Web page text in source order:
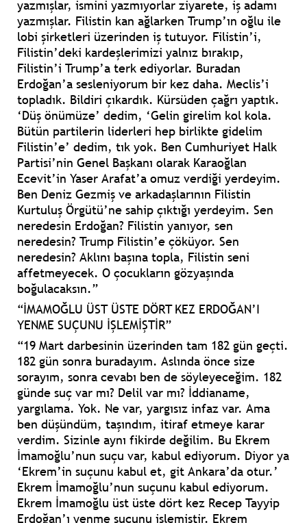
yazmışlar, ismini yazmıyorlar ziyarete, iş adamı
yazmışlar. Filistin kan ağlarken Trump’ın oğlu ile
lobi şirketleri üzerinden iş tutuyor. Filistin’i,
Filistin’deki kardeşlerimizi yalnız bırakıp,
Filistin’i Trump’a terk ediyorlar. Buradan
Erdoğan’a sesleniyorum bir kez daha. Meclis’i
topladık. Bildiri çıkardık. Kürsüden çağrı yaptık.
‘Düş önümüze’ dedim, ‘Gelin girelim kol kola.
Bütün partilerin liderleri hep birlikte gidelim
Filistin’e’ dedim, tık yok. Ben Cumhuriyet Halk
Partisi’nin Genel Başkanı olarak Karaoğlan
Ecevit’in Yaser Arafat’a omuz verdiği yerdeyim.
Ben Deniz Gezmiş ve arkadaşlarının Filistin
Kurtuluş Örgütü’ne sahip çıktığı yerdeyim. Sen
neredesin Erdoğan? Filistin yanıyor, sen
neredesin? Trump Filistin’e çöküyor. Sen
neredesin? Aklını başına topla, Filistin seni
affetmeyecek. O çocukların gözyaşında
boğulacaksın.”
“İMAMOĞLU ÜST ÜSTE DÖRT KEZ ERDOĞAN’I
YENME SUÇUNU İŞLEMİŞTİR”
“19 Mart darbesinin üzerinden tam 182 gün geçti.
182 gün sonra buradayım. Aslında önce size
sorayım, sonra cevabı ben de söyleyeceğim. 182
günde suç var mı? Delil var mı? İddianame,
yargılama. Yok. Ne var, yargısız infaz var. Ama
ben düşündüm, taşındım, itiraf etmeye karar
verdim. Sizinle aynı fikirde değilim. Bu Ekrem
İmamoğlu’nun suçu var, kabul ediyorum. Diyor ya
‘Ekrem’in suçunu kabul et, git Ankara’da otur.’
Ekrem İmamoğlu’nun suçunu kabul ediyorum.
Ekrem İmamoğlu üst üste dört kez Recep Tayyip
Erdoğan’ı yenme suçunu işlemiştir. Ekrem